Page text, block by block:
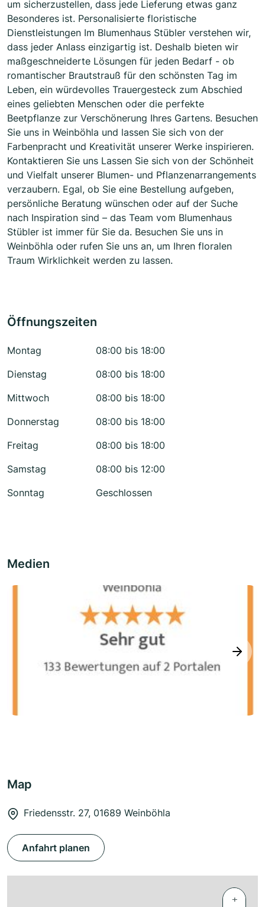
um sicherzustellen, dass jede Lieferung etwas ganz
Besonderes ist. Personalisierte floristische
Dienstleistungen Im Blumenhaus Stübler verstehen wir,
dass jeder Anlass einzigartig ist. Deshalb bieten wir
maßgeschneiderte Lösungen für jeden Bedarf - ob
romantischer Brautstrauß für den schönsten Tag im
Leben, ein würdevolles Trauergesteck zum Abschied
eines geliebten Menschen oder die perfekte
Beetpflanze zur Verschönerung Ihres Gartens. Besuchen
Sie uns in Weinböhla und lassen Sie sich von der
Farbenpracht und Kreativität unserer Werke inspirieren.
Kontaktieren Sie uns Lassen Sie sich von der Schönheit
und Vielfalt unserer Blumen- und Pflanzenarrangements
verzaubern. Egal, ob Sie eine Bestellung aufgeben,
persönliche Beratung wünschen oder auf der Suche
nach Inspiration sind – das Team vom Blumenhaus
Stübler ist immer für Sie da. Besuchen Sie uns in
Weinböhla oder rufen Sie uns an, um Ihren floralen
Traum Wirklichkeit werden zu lassen.
Öffnungszeiten
Montag
08:00 bis 18:00
Dienstag
08:00 bis 18:00
Mittwoch
08:00 bis 18:00
Donnerstag
08:00 bis 18:00
Freitag
08:00 bis 18:00
Samstag
08:00 bis 12:00
Sonntag
Geschlossen
Medien
next
Map
Friedensstr. 27, 01689 Weinböhla
Anfahrt planen
+